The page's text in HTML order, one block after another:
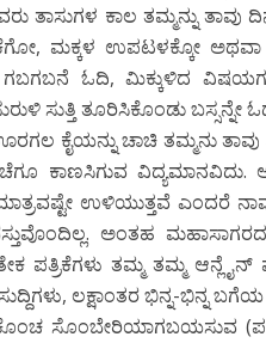
ತಾಸುಗಳ ಕಾಲ ತಮ್ಮನ್ನು
, ಮಕ್ಕಳ ಉಪಟಳಕ್ಕೋ
ಗಬಗಬನೆ ಓದಿ,ಮಿಕ್ಕುಳಿದ
ಸುತ್ತಿ ತೂರಿಸಿಕೊಂಡು ಬಸ್ಸನ್ನೇ
ಕೈಯನ್ನು ಚಾಚಿ ತಮ್ಮನು ತಾವು
ಕಾಣಸಿಗುವ ವಿದ್ಯಮಾನವಿದು.
ಉಳಿಯುತ್ತವೆ ಎಂದರೆ
ಅಂತಹ
ಪತ್ರಿಕೆಗಳು ತಮ್ಮ ತಮ್ಮ
, ಲಕ್ಷಾಂತರ ಭಿನ್ನ-ಭಿನ್ನ
ಸೊಂಬೇರಿಯಾಗಬಯಸುವ (